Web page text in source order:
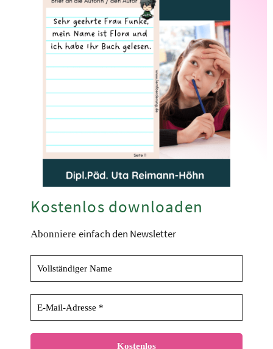
Kostenlos downloaden
Abonniere einfach den Newsletter